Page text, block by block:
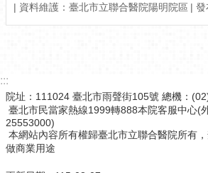
資料維護：臺北市立聯合醫院陽明院區
發
:::
院址：111024 臺北市雨聲街105號 總機：
臺北市民當家熱線1999轉888本院客服中心(
25553000)
本網站內容所有權歸臺北市立聯合醫院所有
做商業用途